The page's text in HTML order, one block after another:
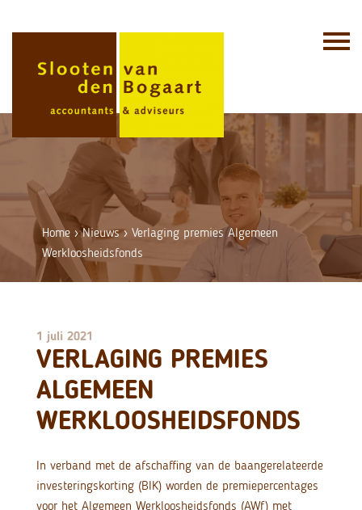
Home ›Nieuws›Verlaging premies Algemeen
Werkloosheidsfonds
1 juli 2021
VERLAGING PREMIES
ALGEMEEN
WERKLOOSHEIDSFONDS
In verband met de afschaffing van de baangerelateerde
investeringskorting (BIK) worden de premiepercentages
voor het Algemeen Werkloosheidsfonds (AWf) met